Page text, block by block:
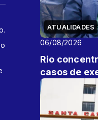
ATUALIDADES
06/08/2026
Rio
casos de